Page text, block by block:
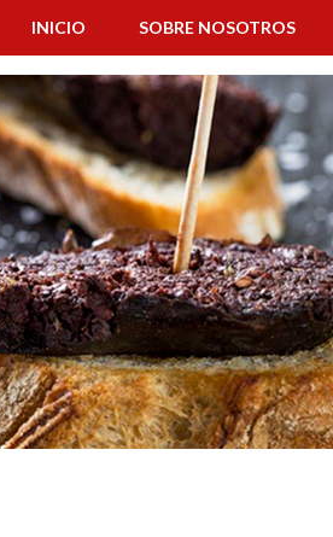
INICIO SOBRE NOSOTROS